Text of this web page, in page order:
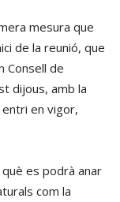
mesura que
de la reunió, que
Consell de
dijous, amb la
en vigor,
què es podrà anar
com la